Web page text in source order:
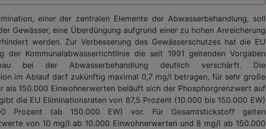
einer der zentralen Elemente der Abwasserbehandlung, soll
Gewässer, eine Überdüngung aufgrund einer zu hohen Anreicherung
werden. Zur Verbesserung des Gewässerschutzes hat die EU
der Kommunalabwasserrichtlinie die seit 1991 geltenden Vorgaben
bei der Abwasserbehandlung deutlich verschärft. Die
im Ablauf darf zukünftig maximal 0,7 mg/l betragen, für sehr große
als 150.000 Einwohnerwerten beläuft sich der Phosphorgrenzwert auf
die EU Eliminationsraten von 87,5 Prozent (10.000 bis 150.000 EW)
Prozent (ab 150.000 EW) vor. Für Gesamtstickstoff gelten
von 10 mg/l ab 10.000 Einwohnerwerten und 8 mg/l ab 150.000